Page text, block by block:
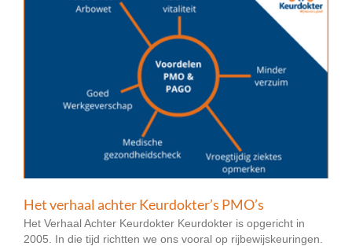
Het verhaal achter Keurdokter’s PMO’s
Het Verhaal Achter Keurdokter Keurdokter is opgericht in
2005. In die tijd richtten we ons vooral op rijbewijskeuringen.